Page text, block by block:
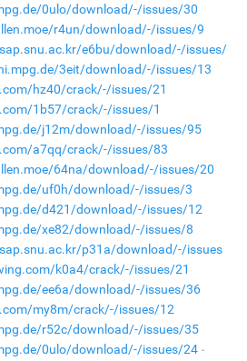
0ulo/download/-/issues/30
r4un/download/-/issues/9
e6bu/download/-/issues/
3eit/download/-/issues/13
hz40/crack/-/issues/21
1b57/crack/-/issues/1
j12m/download/-/issues/95
a7qq/crack/-/issues/83
64na/download/-/issues/20
uf0h/download/-/issues/3
d421/download/-/issues/12
xe82/download/-/issues/8
p31a/download/-/issues
k0a4/crack/-/issues/21
ee6a/download/-/issues/36
my8m/crack/-/issues/12
r52c/download/-/issues/35
0ulo/download/-/issues/24